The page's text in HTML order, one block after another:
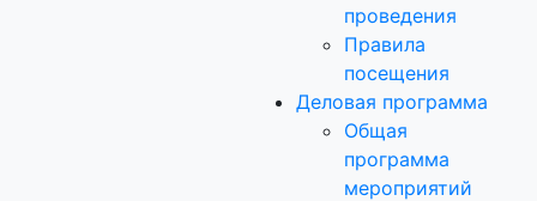
проведения
Правила
посещения
Деловая программа
Общая
программа
мероприятий